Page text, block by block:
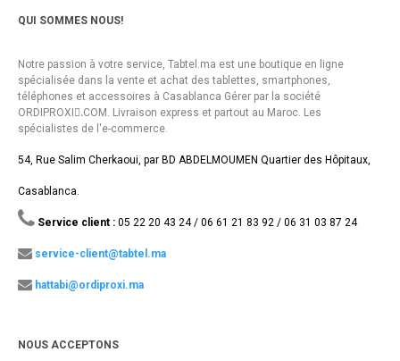
QUI SOMMES NOUS!
Notre passion à votre service, Tabtel.ma est une boutique en ligne
spécialisée dans la vente et achat des tablettes, smartphones,
téléphones et accessoires à Casablanca Gérer par la société
ORDIPROXI.ِCOM. Livraison express et partout au Maroc. Les
spécialistes de l'e-commerce.
54, Rue Salim Cherkaoui, par BD ABDELMOUMEN Quartier des Hôpitaux,
Casablanca.
Service client : 05 22 20 43 24 / 06 61 21 83 92 / 06 31 03 87 24
service-client@tabtel.ma
hattabi@ordiproxi.ma
NOUS ACCEPTONS